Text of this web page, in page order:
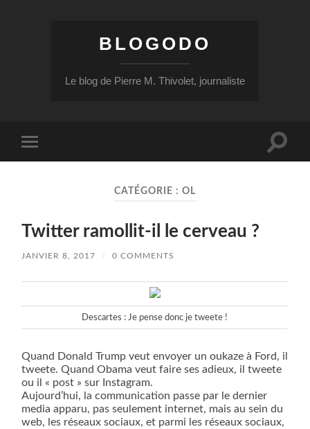
BLOGODO
Le blog de Pierre M. Thivolet, journaliste
mobile
Toggle
CATÉGORIE : OL
Twitter ramollit-il le cerveau ?
JANVIER 8, 2017 / 0 COMMENTS
Descartes : Je pense donc je tweete !
Quand Donald Trump veut envoyer un oukaze à Ford, il
tweete. Quand Obama veut faire ses adieux, il tweete
ou il « post » sur Instagram.
Aujourd’hui, la communication passe par le dernier
media apparu, pas seulement internet, mais au sein du
web, les réseaux sociaux, et parmi les réseaux sociaux,